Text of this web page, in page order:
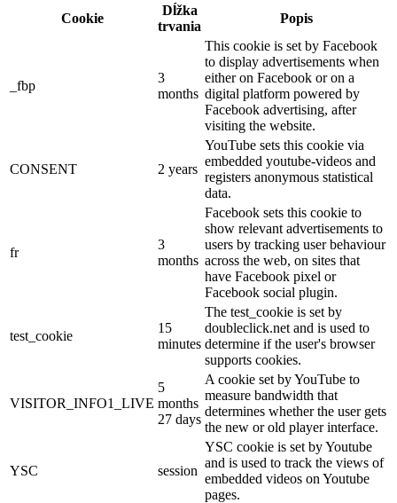
Cookie
Dĺžka
trvania
Popis
_fbp
3
months
This cookie is set by Facebook
to display advertisements when
either on Facebook or on a
digital platform powered by
Facebook advertising, after
visiting the website.
CONSENT 2 years
YouTube sets this cookie via
embedded youtube-videos and
registers anonymous statistical
data.
fr
3
months
Facebook sets this cookie to
show relevant advertisements to
users by tracking user behaviour
across the web, on sites that
have Facebook pixel or
Facebook social plugin.
test_cookie
15
minutes
The test_cookie is set by
doubleclick.net and is used to
determine if the user's browser
supports cookies.
VISITOR_INFO1_LIVE
5
months
27 days
A cookie set by YouTube to
measure bandwidth that
determines whether the user gets
the new or old player interface.
YSC session
YSC cookie is set by Youtube
and is used to track the views of
embedded videos on Youtube
pages.